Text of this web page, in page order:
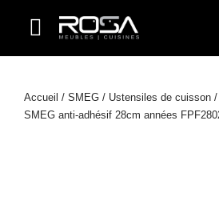
Accueil / SMEG / Ustensiles de cuisson /
SMEG anti-adhésif 28cm années